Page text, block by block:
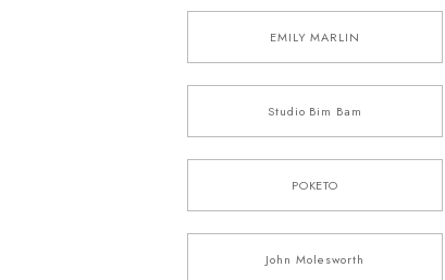
EMILY MARLIN
Studio Bim Bam
POKETO
John Molesworth